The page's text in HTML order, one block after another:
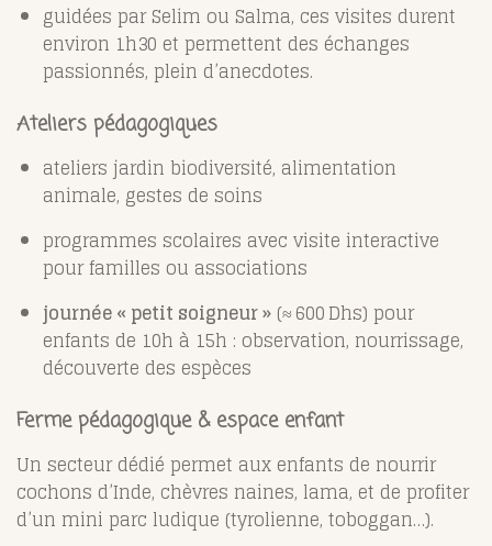
guidées par Selim ou Salma, ces visites durent
environ 1h30 et permettent des échanges
passionnés, plein d’anecdotes.
Ateliers pédagogiques
ateliers jardin biodiversité, alimentation
animale, gestes de soins
programmes scolaires avec visite interactive
pour familles ou associations
journée « petit soigneur » (≈ 600 Dhs) pour
enfants de 10h à 15h : observation, nourrissage,
découverte des espèces
Ferme pédagogique & espace enfant
Un secteur dédié permet aux enfants de nourrir
cochons d’Inde, chèvres naines, lama, et de profiter
d’un mini parc ludique (tyrolienne, toboggan…).